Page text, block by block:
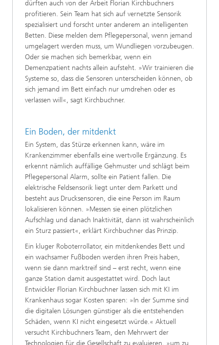
dürften auch von der Arbeit Florian Kirchbuchners
profitieren. Sein Team hat sich auf vernetzte Sensorik
spezialisiert und forscht unter anderem an intelligenten
Betten. Diese melden dem Pflegepersonal, wenn jemand
umgelagert werden muss, um Wundliegen vorzubeugen.
Oder sie machen sich bemerkbar, wenn ein
Demenzpatient nachts allein aufsteht. »Wir trainieren die
Systeme so, dass die Sensoren unterscheiden können, ob
sich jemand im Bett einfach nur umdrehen oder es
verlassen will«, sagt Kirchbuchner.
Ein Boden, der mitdenkt
Ein System, das Stürze erkennen kann, wäre im
Krankenzimmer ebenfalls eine wertvolle Ergänzung. Es
erkennt nämlich auffällige Gehmuster und schlägt beim
Pflegepersonal Alarm, sollte ein Patient fallen. Die
elektrische Feldsensorik liegt unter dem Parkett und
besteht aus Drucksensoren, die eine Person im Raum
lokalisieren können. »Messen sie einen plötzlichen
Aufschlag und danach Inaktivität, dann ist wahrscheinlich
ein Sturz passiert«, erklärt Kirchbuchner das Prinzip.
Ein kluger Roboterrollator, ein mitdenkendes Bett und
ein wachsamer Fußboden werden ihren Preis haben,
wenn sie dann marktreif sind – erst recht, wenn eine
ganze Station damit ausgestattet wird. Doch laut
Entwickler Florian Kirchbuchner lassen sich mit KI im
Krankenhaus sogar Kosten sparen: »In der Summe sind
die digitalen Lösungen günstiger als die entstehenden
Schäden, wenn KI nicht eingesetzt würde.« Aktuell
versucht Kirchbuchners Team, den Mehrwert der
Technologien für die Gesellschaft zu evaluieren, »um zu